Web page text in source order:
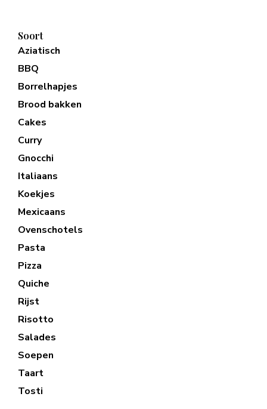
Soort
Aziatisch
BBQ
Borrelhapjes
Brood bakken
Cakes
Curry
Gnocchi
Italiaans
Koekjes
Mexicaans
Ovenschotels
Pasta
Pizza
Quiche
Rijst
Risotto
Salades
Soepen
Taart
Tosti